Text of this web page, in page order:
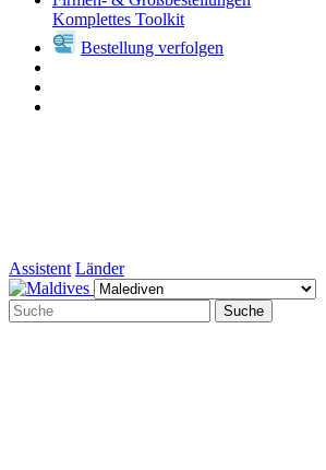
Komplettes Toolkit
Bestellung verfolgen
Assistent Länder
Suche